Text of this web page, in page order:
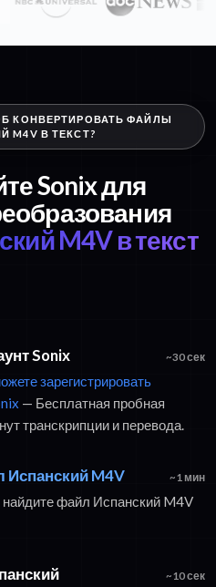
КОНВЕРТИРОВАТЬ ФАЙЛЫ
M4V В ТЕКСТ?
Sonix для
M4V в текст
Sonix ~30 сек
зарегистрировать
— Бесплатная пробная
транскрипции и перевода.
Испанский M4V ~1 мин
найдите файл Испанский M4V
~10 сек